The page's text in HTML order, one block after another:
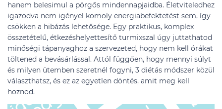
hanem belesimul a pörgős mindennapjaidba. Életviteledhez
igazodva nem igényel komoly energiabefektetést sem, így
csökken a hibázás lehetősége. Egy praktikus, komplex
összetételű, étkezéshelyettesítő turmixszal úgy juttathatod
minőségi tápanyaghoz a szervezeted, hogy nem kell órákat
töltened a bevásárlással. Attól függően, hogy mennyi súlyt
és milyen ütemben szeretnél fogyni, 3 diétás módszer közül
választhatsz, és ez az egyetlen döntés, amit meg kell
hoznod.